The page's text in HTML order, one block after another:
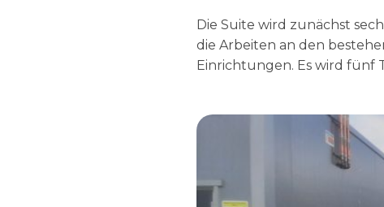
Die Suite wird zunächst
die Arbeiten an den
Einrichtungen. Es wird fünf